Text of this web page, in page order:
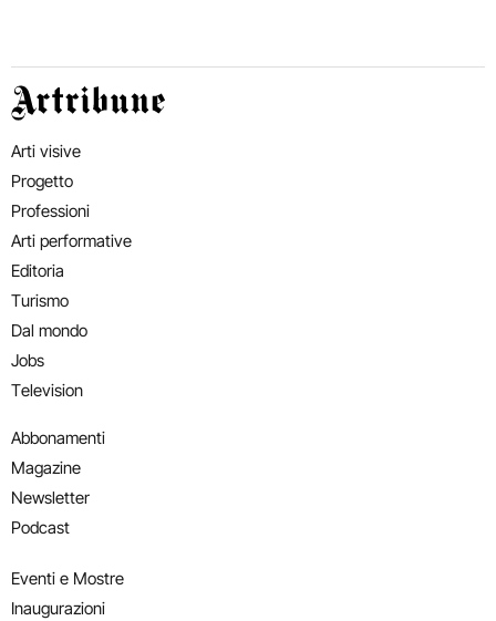
Artribune
Arti visive
Progetto
Professioni
Arti performative
Editoria
Turismo
Dal mondo
Jobs
Television
Abbonamenti
Magazine
Newsletter
Podcast
Eventi e Mostre
Inaugurazioni